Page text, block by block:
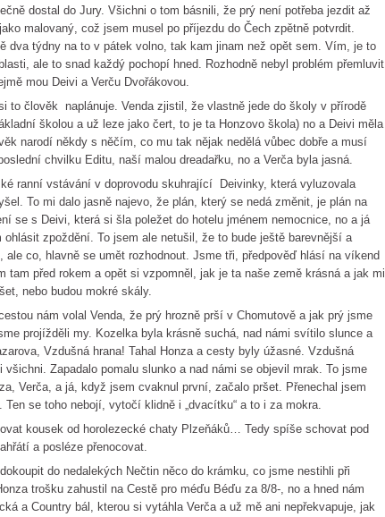
dostal do Jury. Všichni o tom básnili, že prý není potřeba jezdit až
malovaný, což jsem musel po příjezdu do Čech zpětně potvrdit.
dva týdny na to v pátek volno, tak kam jinam než opět sem. Vím, je to
ale to snad každý pochopí hned. Rozhodně nebyl problém přemluvit
mou Deivi a Verču Dvořákovou.
člověk naplánuje. Venda zjistil, že vlastně jede do školy v přírodě
školou a už leze jako čert, to je ta Honzovo škola) no a Deivi měla
narodí někdy s něčím, co mu tak nějak nedělá vůbec dobře a musí
chvilku Editu, naší malou dreadařku, no a Verča byla jasná.
ranní vstávání v doprovodu skuhrající Deivinky, která vyluzovala
To mi dalo jasně najevo, že plán, který se nedá změnit, je plán na
se s Deivi, která si šla poležet do hotelu jménem nemocnice, no a já
zpoždění. To jsem ale netušil, že to bude ještě barevnější a
ale co, hlavně se umět rozhodnout. Jsme tři, předpověď hlásí na víkend
tam před rokem a opět si vzpomněl, jak je ta naše země krásná a jak mi
nebo budou mokré skály.
nám volal Venda, že prý hrozně prší v Chomutově a jak prý jsme
projížděli my. Kozelka byla krásně suchá, nad námi svítilo slunce a
Vzdušná hrana! Tahal Honza a cesty byly úžasné. Vzdušná
Zapadalo pomalu slunko a nad námi se objevil mrak. To jsme
Verča, a já, když jsem cvaknul první, začalo pršet. Přenechal jsem
se toho nebojí, vytočí klidně i „dvacítku“ a to i za mokra.
kousek od horolezecké chaty Plzeňáků… Tedy spíše schovat pod
a posléze přenocovat.
do nedalekých Nečtin něco do krámku, co jsme nestihli při
trošku zahustil na Cestě pro méďu Béďu za 8/8-, no a hned nám
a Country bál, kterou si vytáhla Verča a už mě ani nepřekvapuje, jak